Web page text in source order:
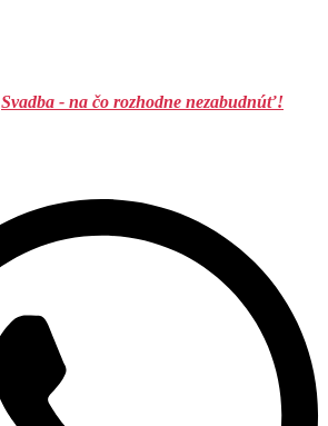
Svadba - na čo rozhodne nezabudnúť!